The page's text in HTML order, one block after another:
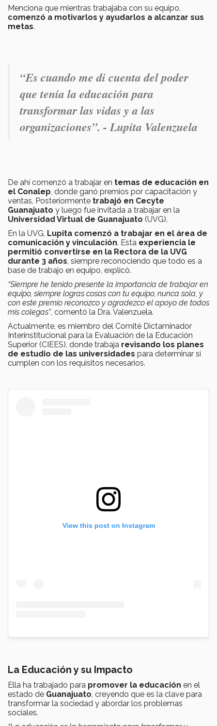
Menciona que mientras trabajaba con su equipo,
comenzó a motivarlos y ayudarlos a alcanzar sus
metas.
“Es cuando me di cuenta del poder
que tenía la educación para
transformar las vidas y a las
organizaciones”. - Lupita Valenzuela
De ahí comenzó a trabajar en temas de educación en
el Conalep, donde ganó premios por capacitación y
ventas. Posteriormente trabajó en Cecyte
Guanajuato y luego fue invitada a trabajar en la
Universidad Virtual de Guanajuato (UVG).
En la UVG, Lupita comenzó a trabajar en el área de
comunicación y vinculación. Esta experiencia le
permitió convertirse en la Rectora de la UVG
durante 3 años, siempre reconociendo que todo es a
base de trabajo en equipo, explicó.
“Siempre he tenido presente la importancia de trabajar en
equipo, siempre logras cosas con tu equipo, nunca sola, y
con este premio reconozco y agradezco el apoyo de todos
mis colegas”, comentó la Dra. Valenzuela.
Actualmente, es miembro del Comité Dictaminador
Interinstitucional para la Evaluación de la Educación
Superior (CIEES), donde trabaja revisando los planes
de estudio de las universidades para determinar si
cumplen con los requisitos necesarios.
View this post on Instagram
La Educación y su Impacto
Ella ha trabajado para promover la educación en el
estado de Guanajuato, creyendo que es la clave para
transformar la sociedad y abordar los problemas
sociales.